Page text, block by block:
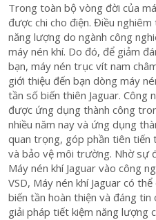
Trong toàn bộ vòng đời của
được chi cho điện. Điều
năng lượng do ngành công
máy nén khí. Do đó, để giảm
bạn, máy nén trục vít nam
giới thiệu đến bạn dòng máy
tần số biến thiên Jaguar. Công
được ứng dụng thành công
nhiều năm nay và ứng dụng
quan trọng, góp phần tiên tiến
và bảo vệ môi trường. Nhờ sự
Máy nén khí Jaguar vào công
VSD, Máy nén khí Jaguar có
biến tần hoàn thiện và đáng tin
giải pháp tiết kiệm năng lượng